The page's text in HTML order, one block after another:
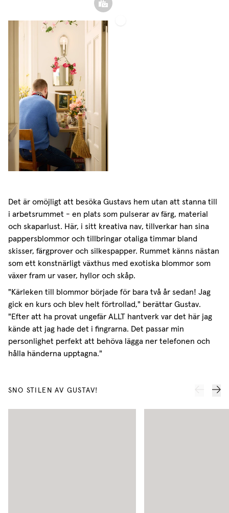
Det är omöjligt att besöka Gustavs hem utan att stanna till
i arbetsrummet - en plats som pulserar av färg, material
och skaparlust. Här, i sitt kreativa nav, tillverkar han sina
pappersblommor och tillbringar otaliga timmar bland
skisser, färgprover och silkespapper. Rummet känns nästan
som ett konstnärligt växthus med exotiska blommor som
växer fram ur vaser, hyllor och skåp.
"Kärleken till blommor började för bara två år sedan! Jag
gick en kurs och blev helt förtrollad," berättar Gustav.
"Efter att ha provat ungefär ALLT hantverk var det här jag
kände att jag hade det i fingrarna. Det passar min
personlighet perfekt att behöva lägga ner telefonen och
hålla händerna upptagna."
SNO STILEN AV GUSTAV!